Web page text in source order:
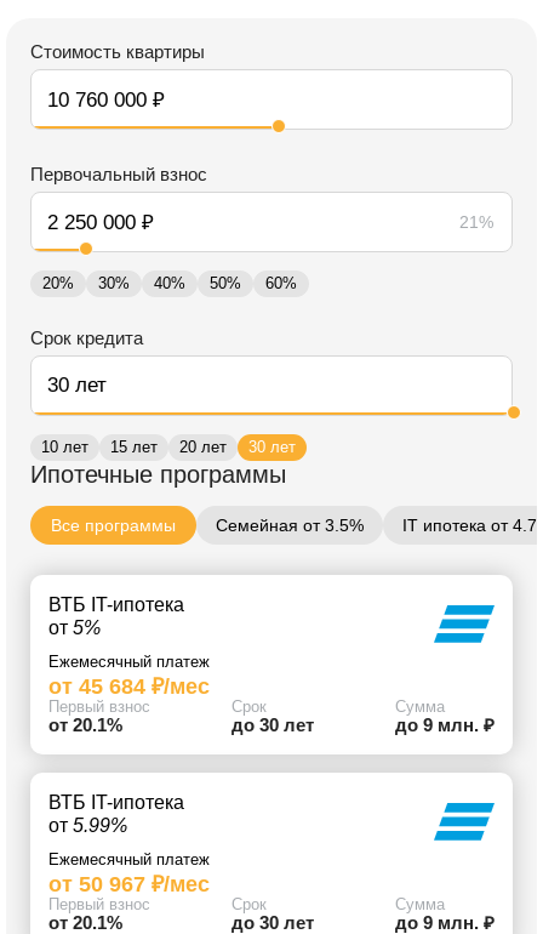
Стоимость квартиры
Первочальный взнос
21%
20% 30% 40% 50% 60%
Срок кредита
10 лет 15 лет 20 лет 30 лет
Ипотечные программы
Все программы Семейная от 3.5% IT ипотека от
ВТБ IT-ипотека
от 5%
Ежемесячный платеж
от 45 684 ₽/мес
Первый взнос
от 20.1%
Срок
до 30 лет
Сумма
до 9 млн. ₽
ВТБ IT-ипотека
от 5.99%
Ежемесячный платеж
от 50 967 ₽/мес
Первый взнос
от 20.1%
Срок
до 30 лет
Сумма
до 9 млн. ₽